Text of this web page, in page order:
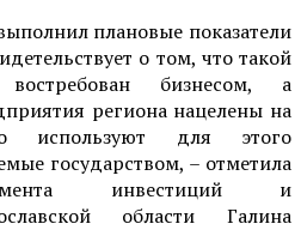
плановые показатели
о том, что такой
бизнесом, а
региона нацелены на
используют для этого
государством, – отметила
инвестиций и
области Галина